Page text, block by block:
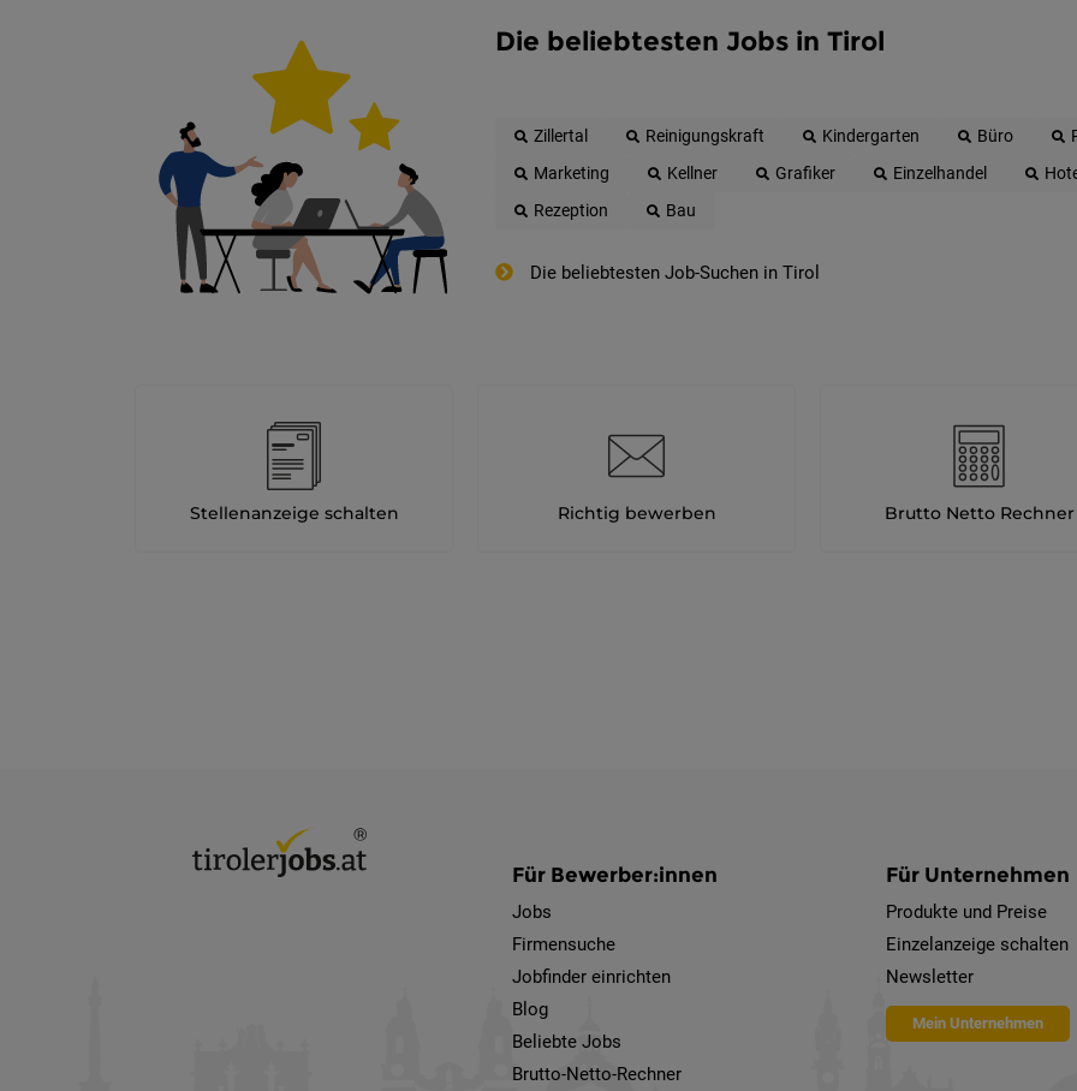
Die beliebtesten Jobs in Tirol
Zillertal Reinigungskraft Kindergarten Büro
Marketing
Kellner Grafiker Einzelhandel
Rezeption
Bau
Die beliebtesten Job-Suchen in Tirol
Stellenanzeige schalten Richtig bewerben Brutto Netto Rechner
Für Bewerber:innen
Jobs
Firmensuche
Jobfinder einrichten
Blog
Beliebte Jobs
Brutto-Netto-Rechner
Für Unternehmen
Produkte und Preise
Einzelanzeige schalten
Newsletter
Mein Unternehmen